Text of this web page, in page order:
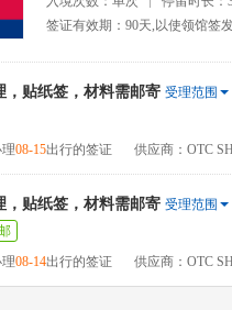
签证有效期：90天,以使领馆签
，贴纸签，材料需邮寄 受理范围
08-15出行的签证 供应商：OTC
，贴纸签，材料需邮寄 受理范围
08-14出行的签证 供应商：OTC